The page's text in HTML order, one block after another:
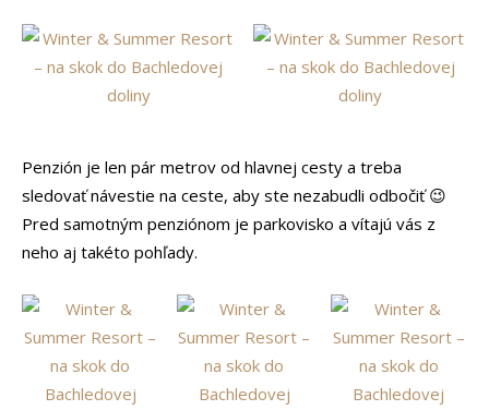
Penzión je len pár metrov od hlavnej cesty a treba
sledovať návestie na ceste, aby ste nezabudli odbočiť 😉
Pred samotným penziónom je parkovisko a vítajú vás z
neho aj takéto pohľady.